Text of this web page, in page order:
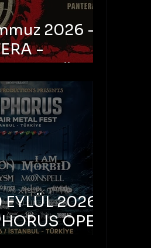
2026 -
-
Ataköy
Arena
2026 –
OPEN
FEST